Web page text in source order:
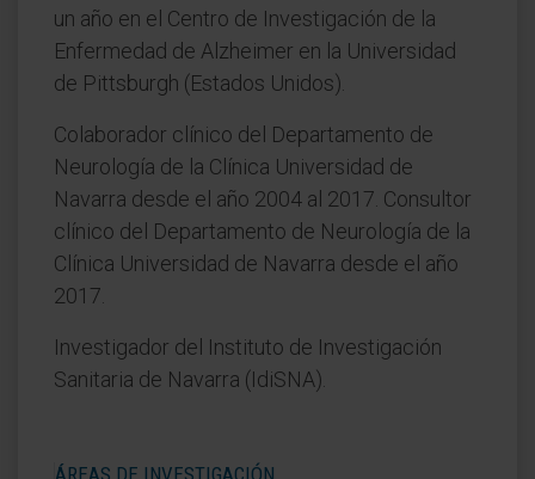
un año en el Centro de Investigación de la
Enfermedad de Alzheimer en la Universidad
de Pittsburgh (Estados Unidos).
Colaborador clínico del Departamento de
Neurología de la Clínica Universidad de
Navarra desde el año 2004 al 2017. Consultor
clínico del Departamento de Neurología de la
Clínica Universidad de Navarra desde el año
2017.
Investigador del Instituto de Investigación
Sanitaria de Navarra (IdiSNA).
ÁREAS DE INVESTIGACIÓN